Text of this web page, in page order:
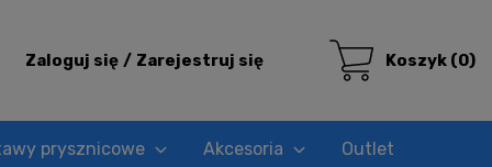
Zaloguj się Zarejestruj się Koszyk (0)
prysznicowe Akcesoria Outlet